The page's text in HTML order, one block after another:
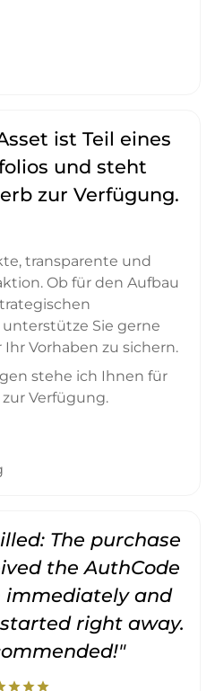
ist Teil eines
und steht
zur Verfügung.
transparente und
Ob für den Aufbau
Sie gerne
Ihr Vorhaben zu sichern.
stehe ich Ihnen für
Verfügung.
The purchase
the AuthCode
immediately and
right away.
starstarstar